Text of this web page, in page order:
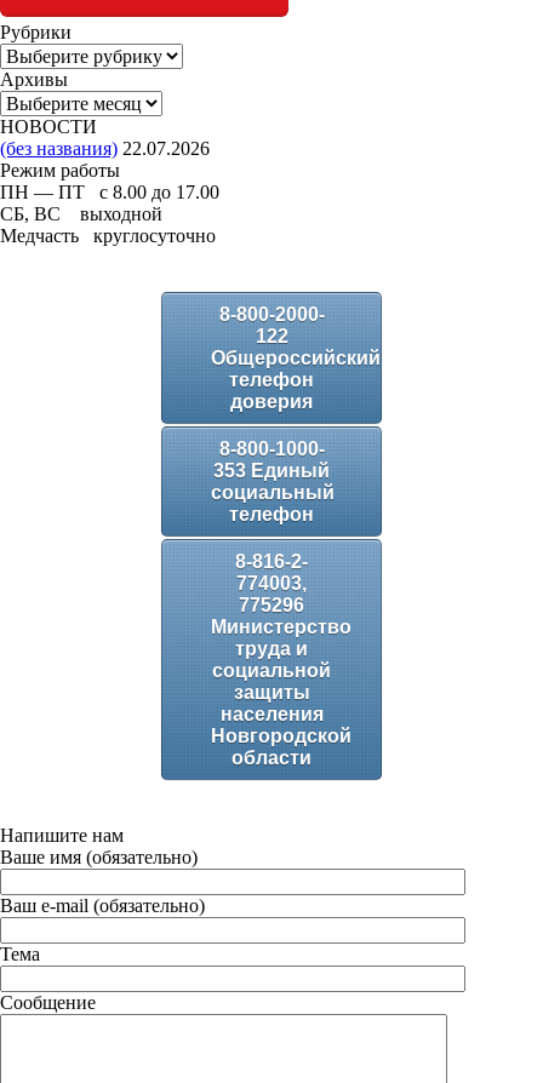
Рубрики
Рубрики
Архивы
Архивы
НОВОСТИ
(без названия) 22.07.2026
Режим работы
ПН — ПТ с 8.00 до 17.00
СБ, ВС выходной
Медчасть круглосуточно
8-800-2000-
122
Общероссийский
телефон
доверия
8-800-1000-
353 Единый
социальный
телефон
8-816-2-
774003,
775296
Министерство
труда и
социальной
защиты
населения
Новгородской
области
Напишите нам
Ваше имя (обязательно)
Ваш e-mail (обязательно)
Тема
Сообщение